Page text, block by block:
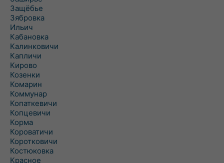
Защёбье
Зябровка
Ильич
Кабановка
Калинковичи
Капличи
Кирово
Козенки
Комарин
Коммунар
Копаткевичи
Копцевичи
Корма
Короватичи
Коротковичи
Костюковка
Красное